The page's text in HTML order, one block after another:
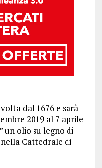
dal 1676 e sarà
2019 al 7 aprile
un olio su legno di
Cattedrale di